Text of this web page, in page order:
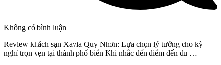
Không có bình luận
Review khách sạn Xavia Quy Nhơn: Lựa chọn lý tưởng cho kỳ
nghỉ trọn vẹn tại thành phố biển Khi nhắc đến điểm đến du …